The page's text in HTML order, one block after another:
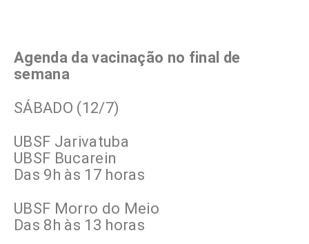
Agenda da vacinação no final de
semana
SÁBADO (12/7)
UBSF Jarivatuba
UBSF Bucarein
Das 9h às 17 horas
UBSF Morro do Meio
Das 8h às 13 horas